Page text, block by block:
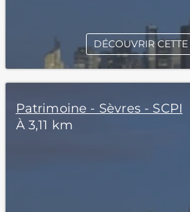
DÉCOUVRIR
Patrimoine - Sèvres - SCPI
À 3,11 km